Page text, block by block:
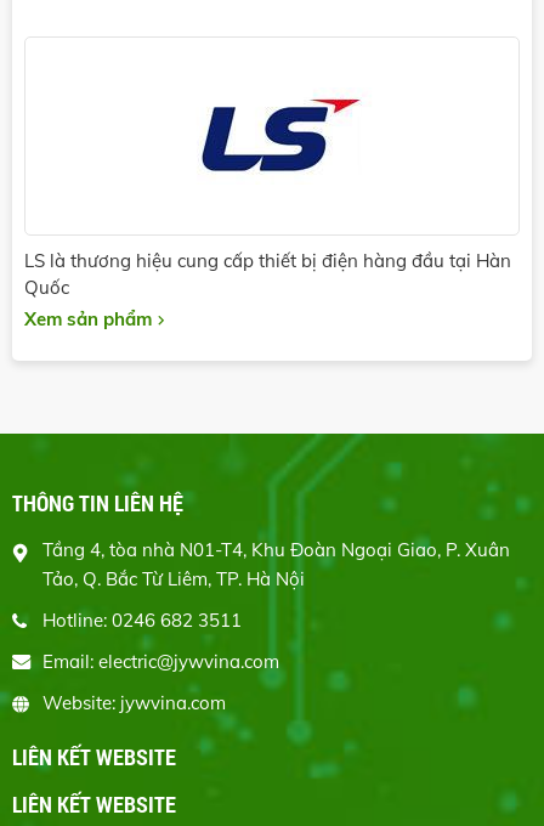
LS là thương hiệu cung cấp thiết bị điện hàng đầu tại Hàn
Quốc
Xem sản phẩm
THÔNG TIN LIÊN HỆ
Tầng 4, tòa nhà N01-T4, Khu Đoàn Ngoại Giao, P. Xuân
Tảo, Q. Bắc Từ Liêm, TP. Hà Nội
Hotline: 0246 682 3511
Email: electric@jywvina.com
Website: jywvina.com
LIÊN KẾT WEBSITE
LIÊN KẾT WEBSITE